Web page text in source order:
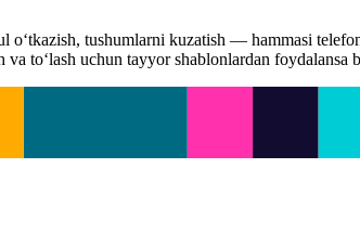
tushumlarni kuzatish — hammasi
to‘lash uchun tayyor shablonlardan foydalansa